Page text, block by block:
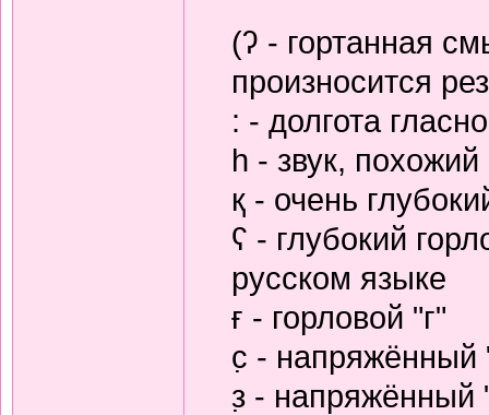
(ʔ - гортанная
произносится
: - долгота
h - звук,
қ - очень
ʕ - глубокий
русском языке
ғ - горловой "г"
с̣ - напряжённый
з̣ - напряжённый